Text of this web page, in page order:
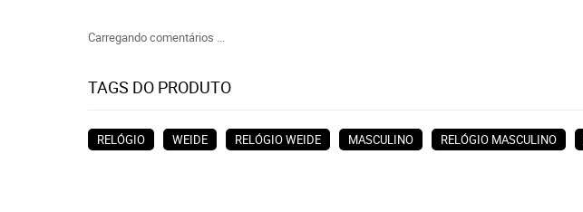
Carregando comentários ...
TAGS DO PRODUTO
RELÓGIO WEIDE RELÓGIO WEIDE MASCULINO RELÓGIO MASCULINO